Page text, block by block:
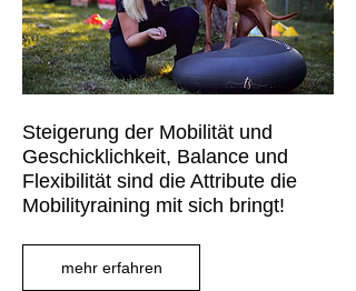
Steigerung der Mobilität und
Geschicklichkeit, Balance und
Flexibilität sind die Attribute die
Mobilityraining mit sich bringt!
mehr erfahren